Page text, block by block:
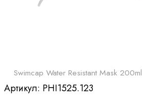
Swimcap Water Resistant Mask 200ml
Артикул: PHI1525.123